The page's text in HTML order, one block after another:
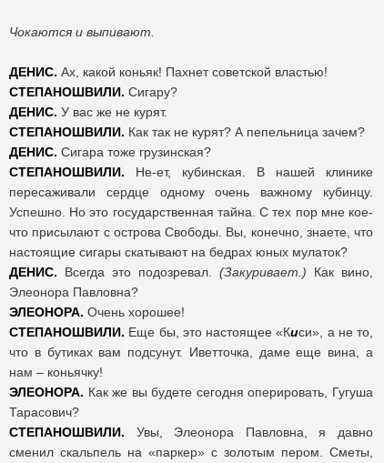
Чокаются и выпивают.
ДЕНИС. Ах, какой коньяк! Пахнет советской властью!
СТЕПАНОШВИЛИ. Сигару?
ДЕНИС. У вас же не курят.
СТЕПАНОШВИЛИ. Как так не курят? А пепельница зачем?
ДЕНИС. Сигара тоже грузинская?
СТЕПАНОШВИЛИ. Не-ет, кубинская. В нашей клинике
пересаживали сердце одному очень важному кубинцу.
Успешно. Но это государственная тайна. С тех пор мне кое-
что присылают с острова Свободы. Вы, конечно, знаете, что
настоящие сигары скатывают на бедрах юных мулаток?
ДЕНИС. Всегда это подозревал. (Закуривает.) Как вино,
Элеонора Павловна?
ЭЛЕОНОРА. Очень хорошее!
СТЕПАНОШВИЛИ. Еще бы, это настоящее «Киси», а не то,
что в бутиках вам подсунут. Иветточка, даме еще вина, а
нам – коньячку!
ЭЛЕОНОРА. Как же вы будете сегодня оперировать, Гугуша
Тарасович?
СТЕПАНОШВИЛИ. Увы, Элеонора Павловна, я давно
сменил скальпель на «паркер» с золотым пером. Сметы,